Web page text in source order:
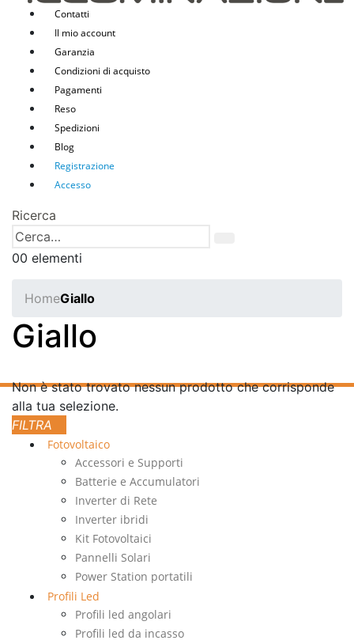
Contatti
Il mio account
Garanzia
Condizioni di acquisto
Pagamenti
Reso
Spedizioni
Blog
Registrazione
Accesso
Ricerca
00 elementi
HomeGiallo
Giallo
Non è stato trovato nessun prodotto che corrisponde
alla tua selezione.
Fotovoltaico
Accessori e Supporti
Batterie e Accumulatori
Inverter di Rete
Inverter ibridi
Kit Fotovoltaici
Pannelli Solari
Power Station portatili
Profili Led
Profili led angolari
Profili led da incasso